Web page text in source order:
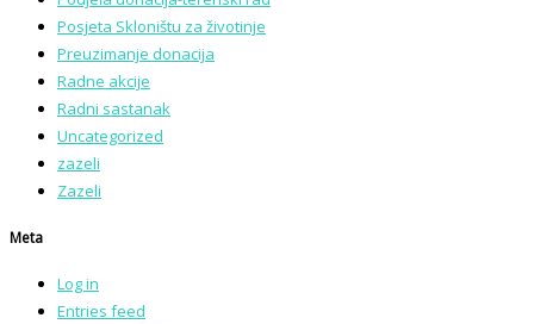
Posjeta Skloništu za životinje
Preuzimanje donacija
Radne akcije
Radni sastanak
Uncategorized
zazeli
Zazeli
Meta
Log in
Entries feed